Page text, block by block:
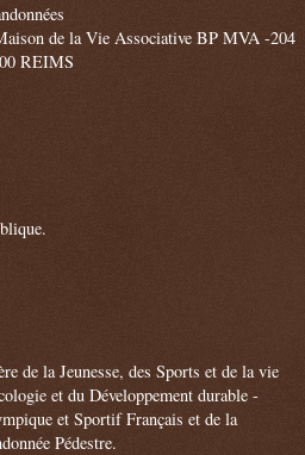
de la Vie Associative BP MVA -204
REIMS
de la Jeunesse, des Sports et de la vie
et du Développement durable -
et Sportif Français et de la
Pédestre.